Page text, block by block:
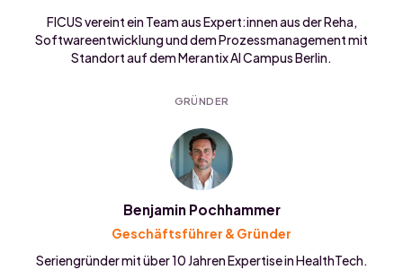
FICUS vereint ein Team aus Expert:innen aus der Reha,
Softwareentwicklung und dem Prozessmanagement mit
Standort auf dem Merantix AI Campus Berlin.
GRÜNDER
Benjamin Pochhammer
Geschäftsführer & Gründer
Seriengründer mit über 10 Jahren Expertise in HealthTech.